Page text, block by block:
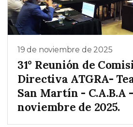
19 de noviembre de 2025
31° Reunión de
Directiva ATGRA-
San Martín - C.A.B.A
noviembre de 2025.